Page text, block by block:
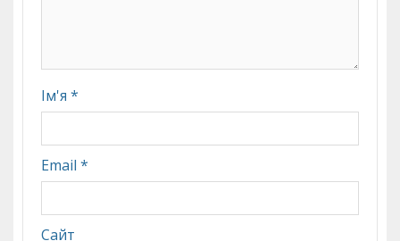
Ім'я *
Email *
Сайт